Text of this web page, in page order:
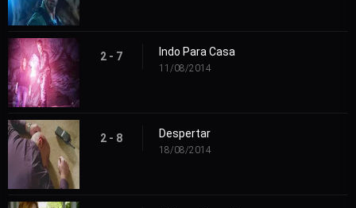
2 - 7 Indo Para Casa
11/08/2014
2 - 8 Despertar
18/08/2014